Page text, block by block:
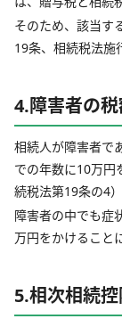
そのため、該当す
19条、相続税法施
4.障害者の
相続人が障害者で
での年数に10万円
続税法第19条の4）
障害者の中でも症
万円をかけること
5.相次相続